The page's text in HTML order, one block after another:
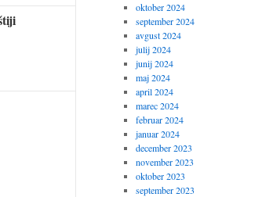
oktober 2024
september 2024
avgust 2024
julij 2024
junij 2024
maj 2024
april 2024
marec 2024
februar 2024
januar 2024
december 2023
november 2023
oktober 2023
september 2023